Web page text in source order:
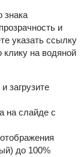
знака
и
указать ссылку
клику на водяной
и загрузите
на слайде с
до 100%